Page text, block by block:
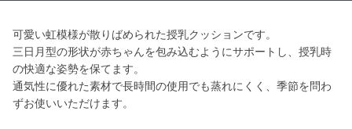
可愛い虹模様が散りばめられた授乳クッションです。
三日月型の形状が赤ちゃんを包み込むようにサポートし、授乳時
の快適な姿勢を保てます。
通気性に優れた素材で長時間の使用でも蒸れにくく、季節を問わ
ずお使いいただけます。